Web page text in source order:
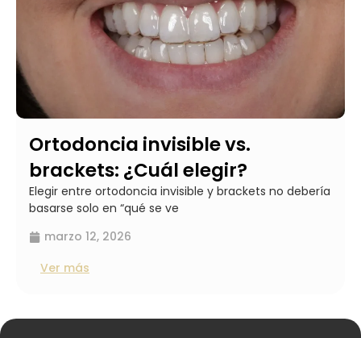
Ortodoncia invisible vs.
brackets: ¿Cuál elegir?
Elegir entre ortodoncia invisible y brackets no debería
basarse solo en “qué se ve
marzo 12, 2026
Ver más